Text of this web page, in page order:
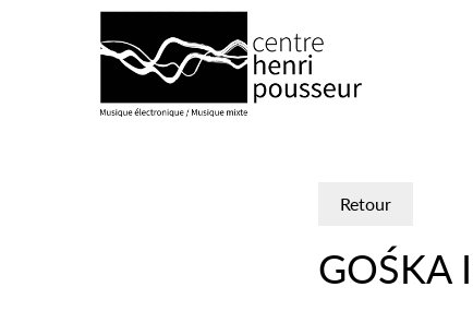
Retour
GOŚKA